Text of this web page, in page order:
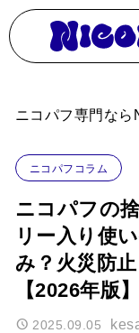
ニコパフ専門な
ニコパフ専門なら
ニコパフコラム
ニコパフの
リー入り使
み？火災防
【2026年版】
2025.09.05